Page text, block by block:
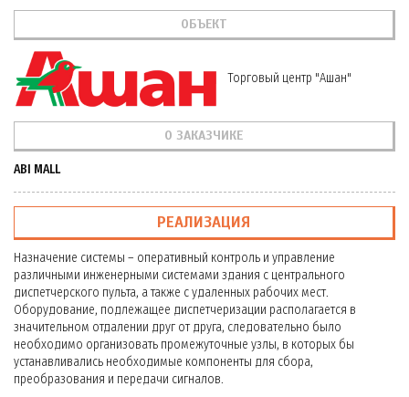
ОБЪЕКТ
Торговый центр "Ашан"
О ЗАКАЗЧИКЕ
ABI MALL
РЕАЛИЗАЦИЯ
Назначение системы – оперативный контроль и управление
различными инженерными системами здания с центрального
диспетчерского пульта, а также с удаленных рабочих мест.
Оборудование, подлежащее диспетчеризации располагается в
значительном отдалении друг от друга, следовательно было
необходимо организовать промежуточные узлы, в которых бы
устанавливались необходимые компоненты для сбора,
преобразования и передачи сигналов.